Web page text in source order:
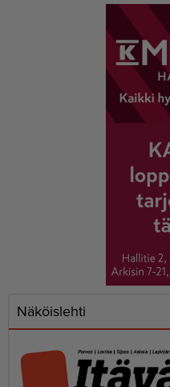
Näköislehti